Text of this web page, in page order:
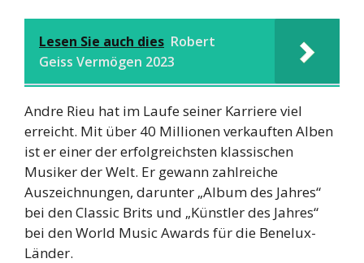
Lesen Sie auch dies Robert
Geiss Vermögen 2023
Andre Rieu hat im Laufe seiner Karriere viel
erreicht. Mit über 40 Millionen verkauften Alben
ist er einer der erfolgreichsten klassischen
Musiker der Welt. Er gewann zahlreiche
Auszeichnungen, darunter „Album des Jahres“
bei den Classic Brits und „Künstler des Jahres“
bei den World Music Awards für die Benelux-
Länder.